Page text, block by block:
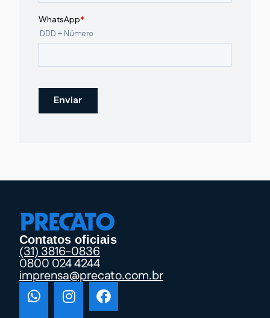
Contatos oficiais
(31) 3816-0836
0800 024 4244
imprensa@precato.com.br